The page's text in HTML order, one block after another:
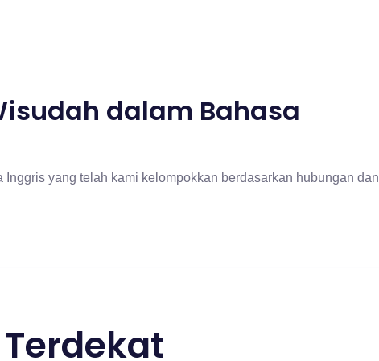
dalam Bahasa
yang telah kami kelompokkan berdasarkan hubungan dan